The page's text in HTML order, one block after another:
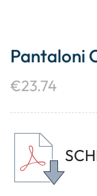
Pantaloni
€23.74